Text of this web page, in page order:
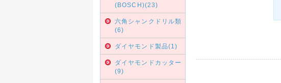
(BOSCH)(23)
六角シャンクドリル類
(6)
ダイヤモンド製品(1)
ダイヤモンドカッター
(9)